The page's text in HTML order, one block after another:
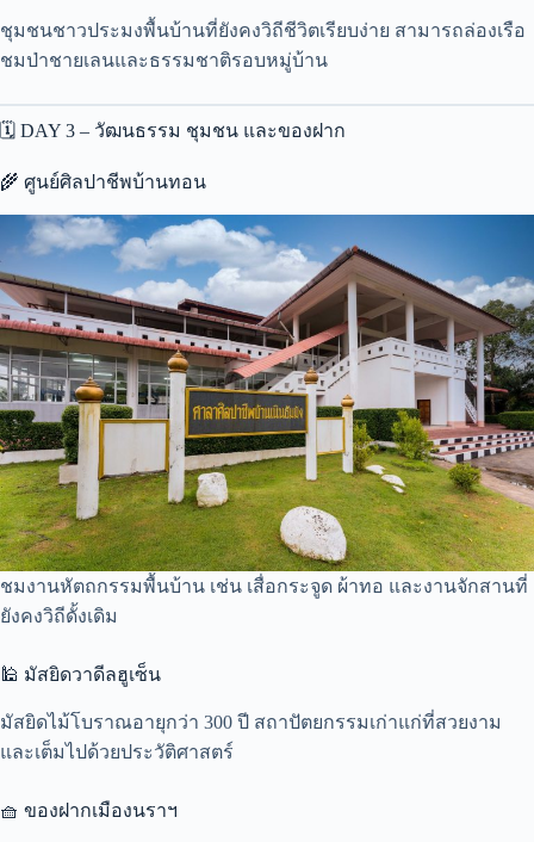
ชุมชนชาวประมงพื้นบ้านที่ยังคงวิถีชีวิตเรียบง่าย สามารถล่องเรือ
ชมป่าชายเลนและธรรมชาติรอบหมู่บ้าน
🗓️ DAY 3 – วัฒนธรรม ชุมชน และของฝาก
🌾 ศูนย์ศิลปาชีพบ้านทอน
ชมงานหัตถกรรมพื้นบ้าน เช่น เสื่อกระจูด ผ้าทอ และงานจักสานที่
ยังคงวิถีดั้งเดิม
🕌 มัสยิดวาดีลฮูเซ็น
มัสยิดไม้โบราณอายุกว่า 300 ปี สถาปัตยกรรมเก่าแก่ที่สวยงาม
และเต็มไปด้วยประวัติศาสตร์
🧺 ของฝากเมืองนราฯ